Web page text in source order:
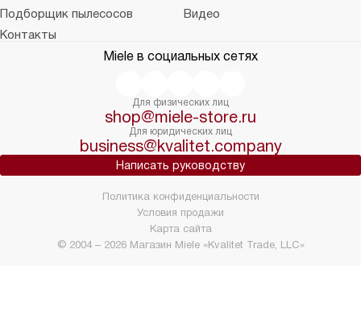
Подборщик пылесосов
Видео
Контакты
Miele в социальных сетях
Для физических лиц
shop@miele-store.ru
Для юридических лиц
business@kvalitet.company
Написать руководству
© 2004 – 2026 Магазин Miele «Kvalitet Trade, LLC»
Политика конфиденциальности
Условия продажи
Карта сайта